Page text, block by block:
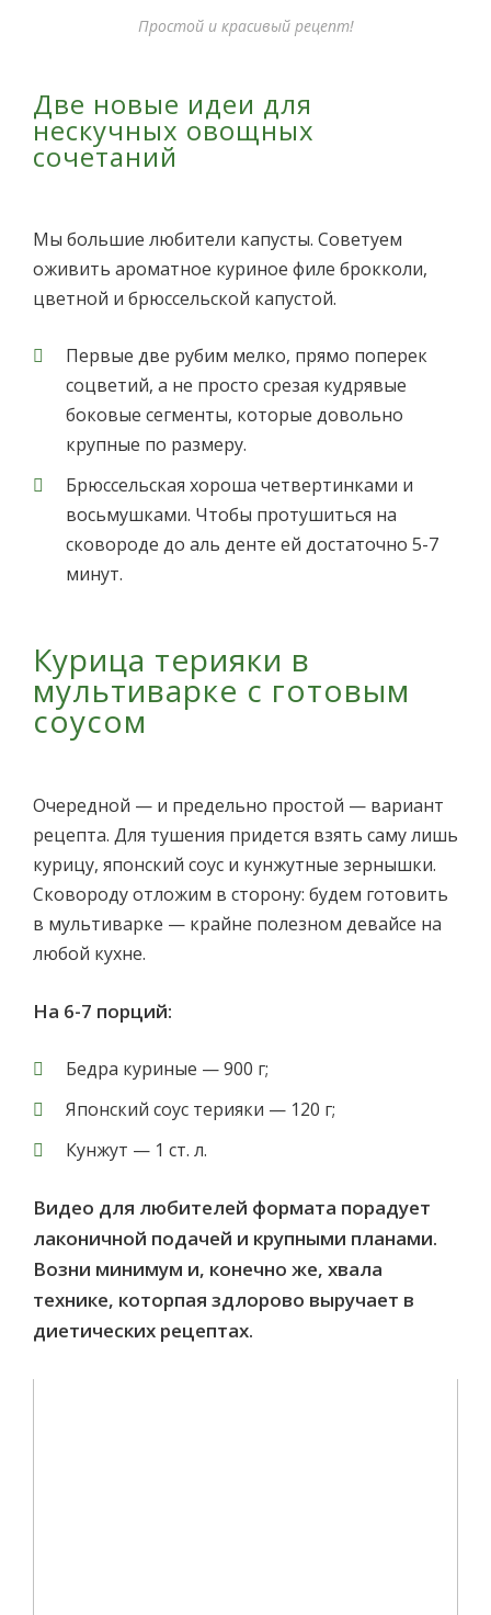
Простой и красивый рецепт!
Две новые идеи для
нескучных овощных
сочетаний
Мы большие любители капусты. Советуем
оживить ароматное куриное филе брокколи,
цветной и брюссельской капустой.
Первые две рубим мелко, прямо поперек
соцветий, а не просто срезая кудрявые
боковые сегменты, которые довольно
крупные по размеру.
Брюссельская хороша четвертинками и
восьмушками. Чтобы протушиться на
сковороде до аль денте ей достаточно 5-7
минут.
Курица терияки в
мультиварке с готовым
соусом
Очередной — и предельно простой — вариант
рецепта. Для тушения придется взять саму лишь
курицу, японский соус и кунжутные зернышки.
Сковороду отложим в сторону: будем готовить
в мультиварке — крайне полезном девайсе на
любой кухне.
На 6-7 порций:
Бедра куриные — 900 г;
Японский соус терияки — 120 г;
Кунжут — 1 ст. л.
Видео для любителей формата порадует
лаконичной подачей и крупными планами.
Возни минимум и, конечно же, хвала
технике, которпая здлорово выручает в
диетических рецептах.